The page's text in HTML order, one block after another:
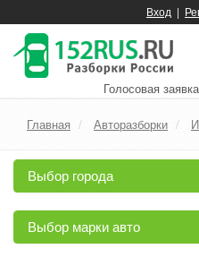
Вход |
Голосовая
Главная Авторазборки
Выбор города
Выбор марки авто